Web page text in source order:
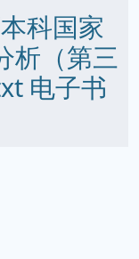
科国家
析（第三
电子书